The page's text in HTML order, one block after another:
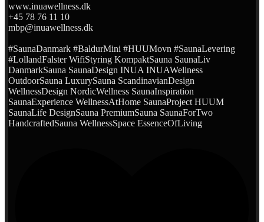
www.inuawellness.dk
+45 78 76 11 10
mbp@inuawellness.dk
#SaunaDanmark #BaldurMini #HUUMovn #SaunaLevering
#LollandFalster WifiStyring KompaktSauna SaunaLiv
DanmarkSauna SaunaDesign INUA INUAWellness
OutdoorSauna LuxurySauna ScandinavianDesign
WellnessDesign NordicWellness SaunaInspiration
SaunaExperience WellnessAtHome SaunaProject HUUM
SaunaLife DesignSauna PremiumSauna SaunaForTwo
HandcraftedSauna WellnessSpace EssenceOfLiving